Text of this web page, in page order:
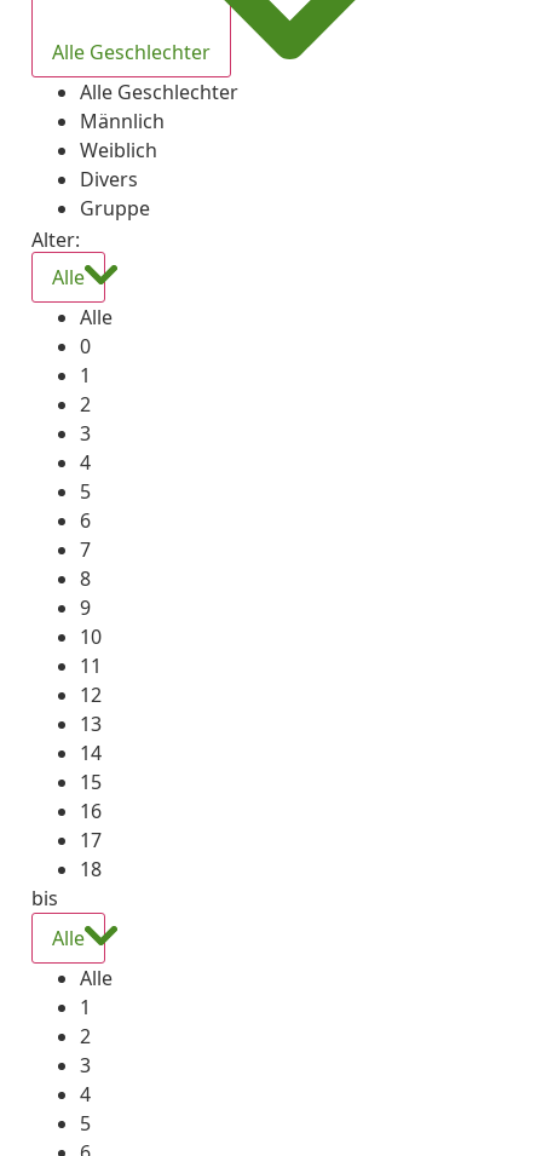
Alle Geschlechter
Alle Geschlechter
Männlich
Weiblich
Divers
Gruppe
Alter:
Alle
Alle
0
1
2
3
4
5
6
7
8
9
10
11
12
13
14
15
16
17
18
bis
Alle
Alle
1
2
3
4
5